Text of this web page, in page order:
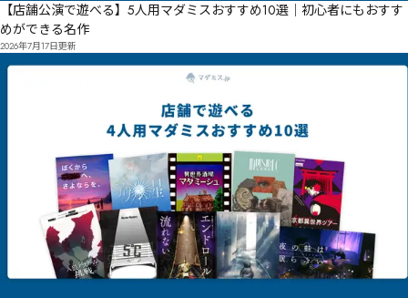
【店舗公演で遊べる】5人用マダミスおすすめ10選｜初心者にもおすす
めができる名作
2026年7月17日更新